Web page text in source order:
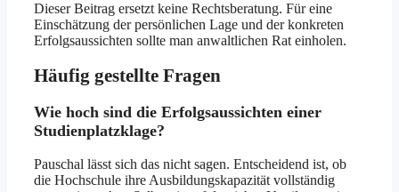
Dieser Beitrag ersetzt keine Rechtsberatung. Für eine
Einschätzung der persönlichen Lage und der konkreten
Erfolgsaussichten sollte man anwaltlichen Rat einholen.
Häufig gestellte Fragen
Wie hoch sind die Erfolgsaussichten einer
Studienplatzklage?
Pauschal lässt sich das nicht sagen. Entscheidend ist, ob
die Hochschule ihre Ausbildungskapazität vollständig